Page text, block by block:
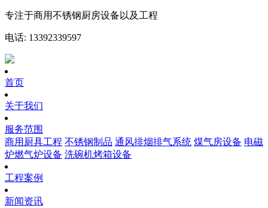
专注于商用不锈钢厨房设备以及工程
电话: 13392339597
首页
关于我们
服务范围
商用厨具工程 不锈钢制品 通风排烟排气系统 煤气房设备 电磁
炉燃气炉设备 洗碗机烤箱设备
工程案例
新闻资讯